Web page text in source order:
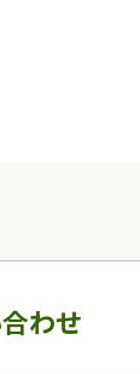
わせ